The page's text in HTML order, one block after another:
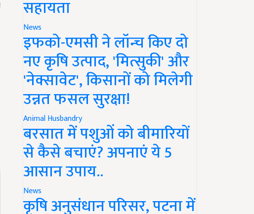
सहायता
News
इफको-एमसी ने लॉन्च किए दो
नए कृषि उत्पाद, 'मित्सुकी' और
'नेक्सावेट', किसानों को मिलेगी
उन्नत फसल सुरक्षा!
Animal Husbandry
बरसात में पशुओं को बीमारियों
से कैसे बचाएं? अपनाएं ये 5
आसान उपाय..
News
कृषि अनुसंधान परिसर, पटना में